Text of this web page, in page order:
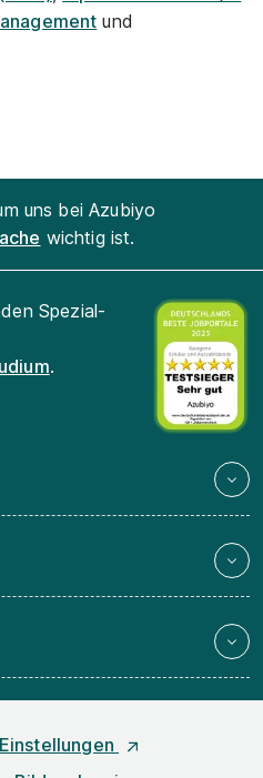
und
uns bei Azubiyo
wichtig ist.
Spezial-
.